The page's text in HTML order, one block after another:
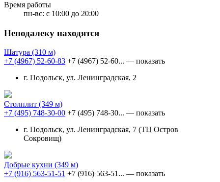
Время работы
пн-вс: с 10:00 до 20:00
Неподалеку находятся
Шатура (310 м)
+7 (4967) 52-60-83 +7 (4967) 52-60... — показать
г. Подольск, ул. Ленинградская, 2
Столплит (349 м)
+7 (495) 748-30-00 +7 (495) 748-30... — показать
г. Подольск, ул. Ленинградская, 7 (ТЦ Остров
Сокровищ)
Добрые кухни (349 м)
+7 (916) 563-51-51 +7 (916) 563-51... — показать